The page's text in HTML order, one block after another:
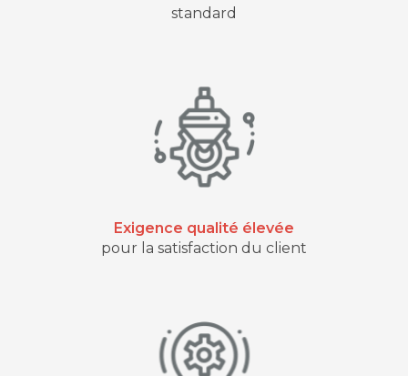
standard
Exigence qualité élevée
pour la satisfaction du client